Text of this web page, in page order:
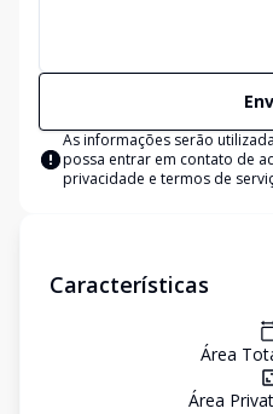
As informações serão
possa entrar em contato de
privacidade e termos de
Características
Área
Área